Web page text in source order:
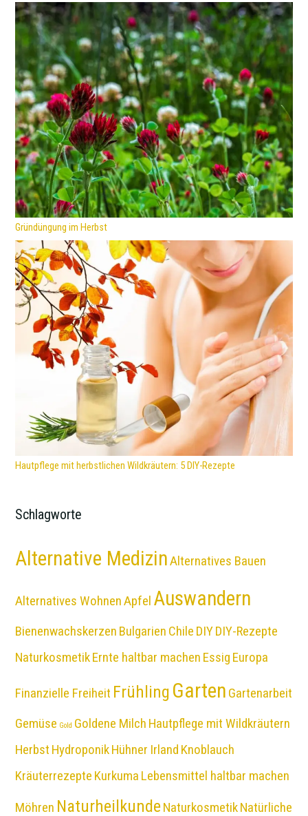
Gründüngung im Herbst
Hautpflege mit herbstlichen Wildkräutern: 5 DIY-Rezepte
Schlagworte
Alternative MedizinAlternatives Bauen
Alternatives WohnenApfel Auswandern
Bienenwachskerzen Bulgarien Chile DIYDIY-Rezepte
NaturkosmetikErnte haltbar machen Essig Europa
Finanzielle Freiheit Frühling Garten Gartenarbeit
Gemüse Gold Goldene Milch Hautpflege mit Wildkräutern
Herbst HydroponikHühner Irland Knoblauch
Kräuterrezepte Kurkuma Lebensmittel haltbar machen
Möhren NaturheilkundeNaturkosmetikNatürliche